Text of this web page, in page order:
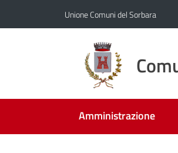
Unione Comuni del Sorbara
Amministrazione